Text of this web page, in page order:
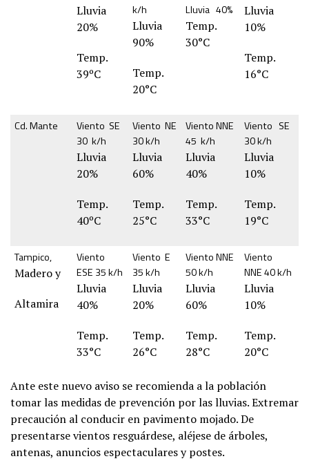
Lluvia
20%
Temp.
39ºC
k/h
Lluvia
90%
Temp.
20°C
Lluvia 40%
Temp.
30°C
Lluvia
10%
Temp.
16°C
Cd. Mante
Viento SE
30 k/h
Lluvia
20%
Temp.
40ºC
Viento NE
30 k/h
Lluvia
60%
Temp.
25°C
Viento NNE
45 k/h
Lluvia
40%
Temp.
33°C
Viento SE
30 k/h
Lluvia
10%
Temp.
19°C
Tampico,
Madero y
Altamira
Viento
ESE 35 k/h
Lluvia
40%
Temp.
33°C
Viento E
35 k/h
Lluvia
20%
Temp.
26°C
Viento NNE
50 k/h
Lluvia
60%
Temp.
28°C
Viento
NNE 40 k/h
Lluvia
10%
Temp.
20°C
Ante este nuevo aviso se recomienda a la población
tomar las medidas de prevención por las lluvias. Extremar
precaución al conducir en pavimento mojado. De
presentarse vientos resguárdese, aléjese de árboles,
antenas, anuncios espectaculares y postes.